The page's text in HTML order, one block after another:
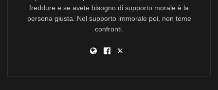
freddure e se avete bisogno di supporto morale è la
persona giusta. Nel supporto immorale poi, non teme
confronti.